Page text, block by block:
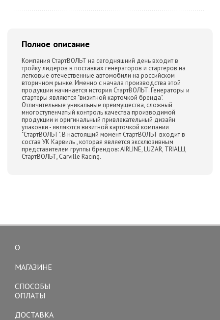
Полное описание
Компания СтартВОЛЬТ на сегодняшний день входит в
тройку лидеров в поставках генераторов и стартеров на
легковые отечественные автомобили на российском
вторичном рынке. Именно с начала производства этой
продукции начинается история СтартВОЛЬТ. Генераторы и
стартеры являются "визитной карточкой бренда".
Отличительные уникальные преимущества, сложный
многоступенчатый контроль качества производимой
продукции и оригинальный привлекательный дизайн
упаковки - являются визитной карточкой компании
"СтартВОЛЬТ". В настоящий момент СтартВОЛЬТ входит в
состав УК Карвиль , которая является эксклюзивным
представителем группы брендов: AIRLINE, LUZAR, TRIALLI,
СтартВОЛЬТ, Carville Racing.
О
МАГАЗИНЕ
СПОСОБЫ
ОПЛАТЫ
ДОСТАВКА